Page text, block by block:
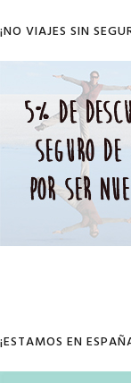
¡NO VIAJES SIN
¡ESTAMOS EN